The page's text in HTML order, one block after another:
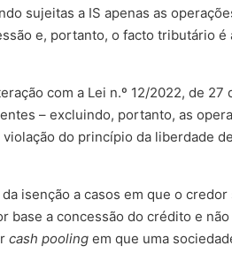
sujeitas a IS apenas as
e, portanto, o facto tributário é
com a Lei n.º 12/2022, de
– excluindo, portanto, as
do princípio da liberdade
isenção a casos em que o
a concessão do crédito e não
cash pooling em que uma